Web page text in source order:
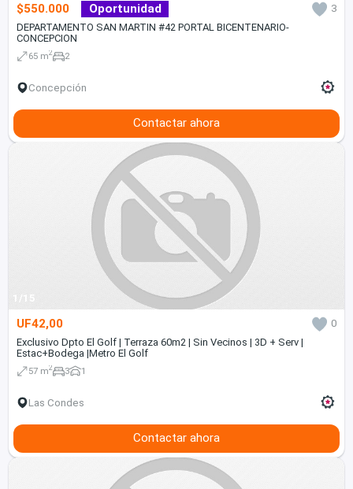
$550.000 Oportunidad
3
DEPARTAMENTO SAN MARTIN #42 PORTAL BICENTENARIO-
CONCEPCION
65 m2 2
Concepción
Contactar ahora
1/15
UF42,00
0
Exclusivo Dpto El Golf | Terraza 60m2 | Sin Vecinos | 3D + Serv |
Estac+Bodega |Metro El Golf
57 m2 3 1
Las Condes
Contactar ahora